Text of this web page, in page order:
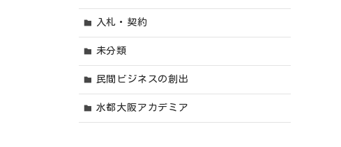
入札・契約
未分類
民間ビジネスの創出
水都大阪アカデミア